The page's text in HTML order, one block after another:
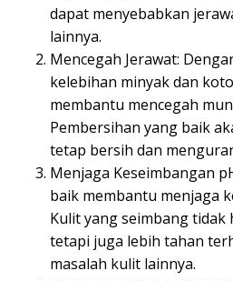
dapat menyebabkan
lainnya.
Mencegah Jerawat:
kelebihan minyak dan
membantu mencegah
Pembersihan yang baik
tetap bersih dan
Menjaga Keseimbangan
baik membantu menjaga
Kulit yang seimbang tidak
tetapi juga lebih tahan
masalah kulit lainnya.